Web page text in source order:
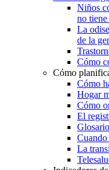
Niños
no
La
de la
Cómo
Cómo
Cómo
Hogar
Cómo
El
Cuando
La